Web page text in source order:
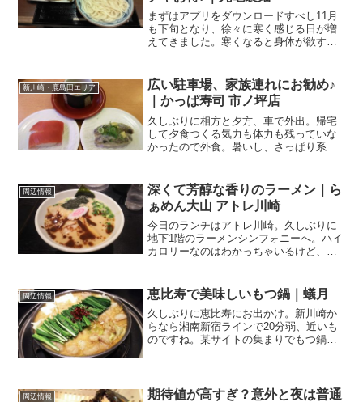
まずはアプリをダウンロードすべし11月
も下旬となり、徐々に寒く感じる日が増
えてきました。寒くなると身体が欲する
食べても美味しいですけど、寒い時期に
ふぅふぅ言いながら、眼...
新川崎・鹿島田エリア
広い駐車場、家族連れにお勧め♪
｜かっぱ寿司 市ノ坪店
久しぶりに相方と夕方、車で外出。帰宅
して夕食つくる気力も体力も残っていな
かったので外食。暑いし、さっぱり系が
があるじゃないの。かっぱ寿司 市ノ坪 さ
ん。公共の交通機関を...
周辺情報
深くて芳醇な香りのラーメン｜ら
ぁめん大山 アトレ川崎
今日のランチはアトレ川崎。久しぶりに
地下1階のラーメンシンフォニーへ。ハイ
カロリーなのはわかっちゃいるけど、や
川崎店さん地下1Fの上りエスカレーター
の付け根のところに...
周辺情報 恵比寿で美味しいもつ鍋｜蟻月
久しぶりに恵比寿にお出かけ。新川崎か
らなら湘南新宿ラインで20分弱、近いも
のですね。某サイトの集まりでもつ鍋屋
りで、とっても勉強にな...
周辺情報
期待値が高すぎ？意外と夜は普通